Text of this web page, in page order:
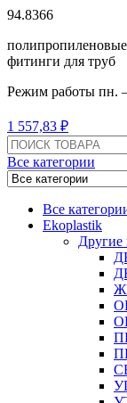
94.8366
фитинги для труб
Режим работы пн.
1 557,83 ₽
Поиск:
Все категории
Все
Ekoplastik
Другие